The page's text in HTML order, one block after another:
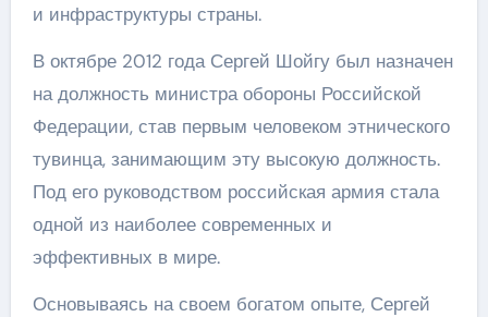
и инфраструктуры страны.
В октябре 2012 года Сергей Шойгу был назначен
на должность министра обороны Российской
Федерации, став первым человеком этнического
тувинца, занимающим эту высокую должность.
Под его руководством российская армия стала
одной из наиболее современных и
эффективных в мире.
Основываясь на своем богатом опыте, Сергей